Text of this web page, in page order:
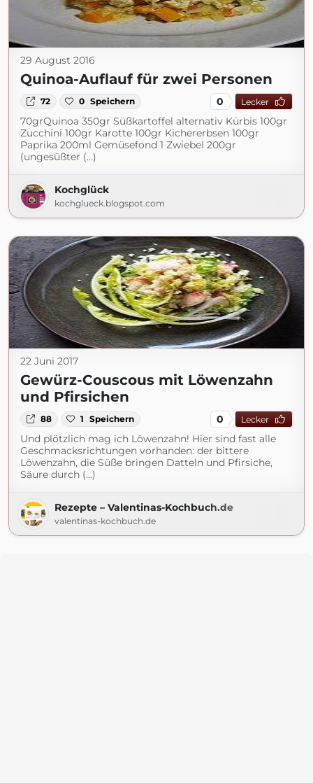
29 August 2016
Quinoa-Auflauf für zwei Personen
72 0 Speichern 0 Lecker
70grQuinoa 350gr Süßkartoffel alternativ Kürbis 100gr
Zucchini 100gr Karotte 100gr Kichererbsen 100gr
Paprika 200ml Gemüsefond 1 Zwiebel 200gr
(ungesüßter (...)
Kochglück
kochglueck.blogspot.com
22 Juni 2017
Gewürz-Couscous mit Löwenzahn
und Pfirsichen
88 1 Speichern 0 Lecker
Und plötzlich mag ich Löwenzahn! Hier sind fast alle
Geschmacksrichtungen vorhanden: der bittere
Löwenzahn, die Süße bringen Datteln und Pfirsiche,
Säure durch (...)
Rezepte – Valentinas-Kochbuch.de
valentinas-kochbuch.de